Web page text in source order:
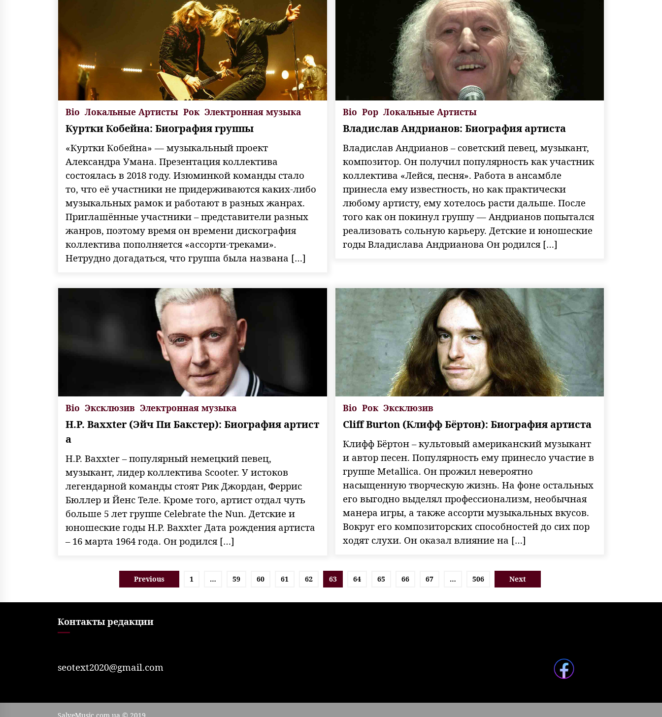
Bio Локальные Артисты Рок Электронная музыка
Куртки Кобейна: Биография группы
«Куртки Кобейна» — музыкальный проект
Александра Умана. Презентация коллектива
состоялась в 2018 году. Изюминкой команды стало
то, что её участники не придерживаются каких-либо
музыкальных рамок и работают в разных жанрах.
Приглашённые участники – представители разных
жанров, поэтому время он времени дискография
коллектива пополняется «ассорти-треками».
Нетрудно догадаться, что группа была названа […]
Bio Pop Локальные Артисты
Владислав Андрианов: Биография артиста
Владислав Андрианов – советский певец, музыкант,
композитор. Он получил популярность как участник
коллектива «Лейся, песня». Работа в ансамбле
принесла ему известность, но как практически
любому артисту, ему хотелось расти дальше. После
того как он покинул группу — Андрианов попытался
реализовать сольную карьеру. Детские и юношеские
годы Владислава Андрианова Он родился […]
Bio Эксклюзив Электронная музыка
H.P. Baxxter (Эйч Пи Бакстер): Биография артист
а
H.P. Baxxter – популярный немецкий певец,
музыкант, лидер коллектива Scooter. У истоков
легендарной команды стоят Рик Джордан, Феррис
Бюллер и Йенс Теле. Кроме того, артист отдал чуть
больше 5 лет группе Celebrate the Nun. Детские и
юношеские годы H.P. Baxxter Дата рождения артиста
– 16 марта 1964 года. Он родился […]
Bio Рок Эксклюзив
Cliff Burton (Клифф Бёртон): Биография артиста
Клифф Бёртон – культовый американский музыкант
и автор песен. Популярность ему принесло участие в
группе Metallica. Он прожил невероятно
насыщенную творческую жизнь. На фоне остальных
его выгодно выделял профессионализм, необычная
манера игры, а также ассорти музыкальных вкусов.
Вокруг его композиторских способностей до сих пор
ходят слухи. Он оказал влияние на […]
Previous 1 … 59 60 61 62 63 64 65 66 67 … 506 Next
Контакты редакции
seotext2020@gmail.com
SalveMusic.com.ua © 2019